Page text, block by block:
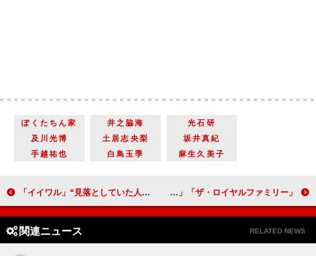
ぼくたちん家 井之脇海
光石研
及川光博
土居志央梨
坂井真紀
手越祐也
白鳥玉季 麻生久美子
「イイワル」“見落としていた人物”の存在が明らかに 「キングらが驚くのはなぜか」「キング妻がラスボス!?」 「ザ・ロイヤルファミリー」「いよいよ最終決戦へ」「ファミリーは、今が全盛期です」
関連ニュース RELATED NEWS